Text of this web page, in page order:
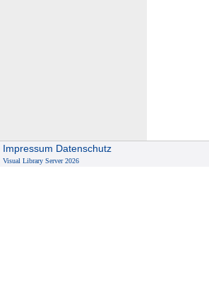
Impressum Datenschutz
Visual Library Server 2026